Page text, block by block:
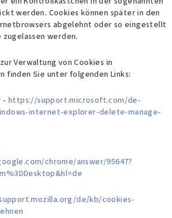
werden. Cookies können später in den
abgelehnt oder so eingestellt
werden.
Verwaltung von Cookies in
finden Sie unter folgenden Links:
-https://support.microsoft.com/de-
internet-explorer-delete-manage-
chrome/answer/95647?
de/kb/cookies-